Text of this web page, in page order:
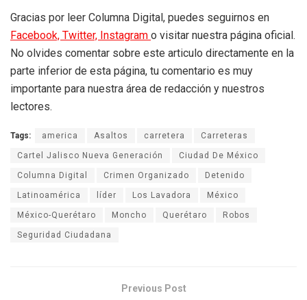
Gracias por leer Columna Digital, puedes seguirnos en
Facebook, Twitter, Instagram o visitar nuestra página oficial.
No olvides comentar sobre este articulo directamente en la
parte inferior de esta página, tu comentario es muy
importante para nuestra área de redacción y nuestros
lectores.
Tags: america Asaltos carretera Carreteras
Cartel Jalisco Nueva Generación Ciudad De México
Columna Digital Crimen Organizado Detenido
Latinoamérica líder Los Lavadora México
México-Querétaro Moncho Querétaro Robos
Seguridad Ciudadana
Previous Post